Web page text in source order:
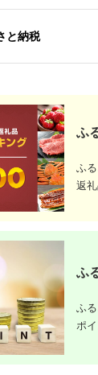
：ふるさとチョイ
ス
城樓のお食事券
5.0
額:100,000 円 寄
と納税
ふ
ふ
返
ふ
ふ
ポ